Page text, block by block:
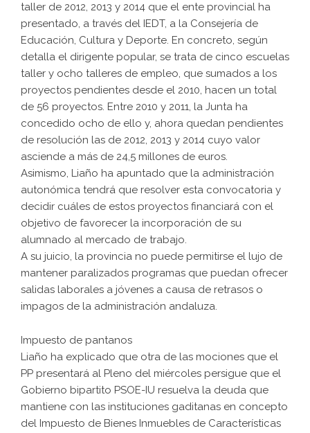
taller de 2012, 2013 y 2014 que el ente provincial ha
presentado, a través del IEDT, a la Consejería de
Educación, Cultura y Deporte. En concreto, según
detalla el dirigente popular, se trata de cinco escuelas
taller y ocho talleres de empleo, que sumados a los
proyectos pendientes desde el 2010, hacen un total
de 56 proyectos. Entre 2010 y 2011, la Junta ha
concedido ocho de ello y, ahora quedan pendientes
de resolución las de 2012, 2013 y 2014 cuyo valor
asciende a más de 24,5 millones de euros.
Asimismo, Liaño ha apuntado que la administración
autonómica tendrá que resolver esta convocatoria y
decidir cuáles de estos proyectos financiará con el
objetivo de favorecer la incorporación de su
alumnado al mercado de trabajo.
A su juicio, la provincia no puede permitirse el lujo de
mantener paralizados programas que puedan ofrecer
salidas laborales a jóvenes a causa de retrasos o
impagos de la administración andaluza.
Impuesto de pantanos
Liaño ha explicado que otra de las mociones que el
PP presentará al Pleno del miércoles persigue que el
Gobierno bipartito PSOE-IU resuelva la deuda que
mantiene con las instituciones gaditanas en concepto
del Impuesto de Bienes Inmuebles de Características